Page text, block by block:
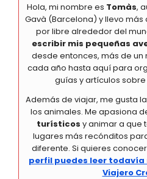
Hola, mi nombre es Tomàs,
Gavà (Barcelona) y llevo
por libre alrededor del
escribir mis pequeñas
desde entonces, más de un
cada año hasta aquí para
guías y artículos
Además de viajar, me gusta
los animales. Me apasiona
turísticos y animar a que
lugares más recónditos
diferente. Si quieres
perfil puedes leer todavía
Viajero